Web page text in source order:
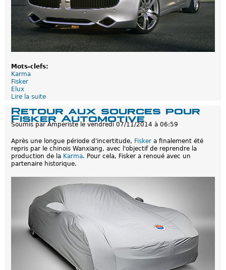
t
Mots-clefs:
Karma
Fisker
Elux
Lire la suite
R
e
n
i
s
s
a
d
e
l
r
m
a
Retour aux sources pour
Fisker Automotive
Soumis par Amperiste le vendredi 07/11/2014 à 06:59
Après une longue période d'incertitude, Fisker a finalement été
repris par le chinois Wanxiang, avec l'objectif de reprendre la
production de la Karma. Pour cela, Fisker a renoué avec un
partenaire historique.